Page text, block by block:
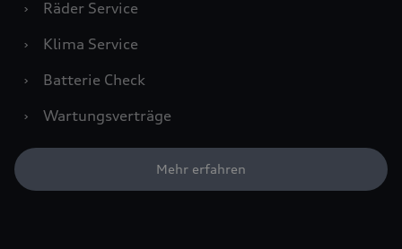
›
Räder Service
›
Klima Service
›
Batterie Check
›
Wartungsverträge
Mehr erfahren